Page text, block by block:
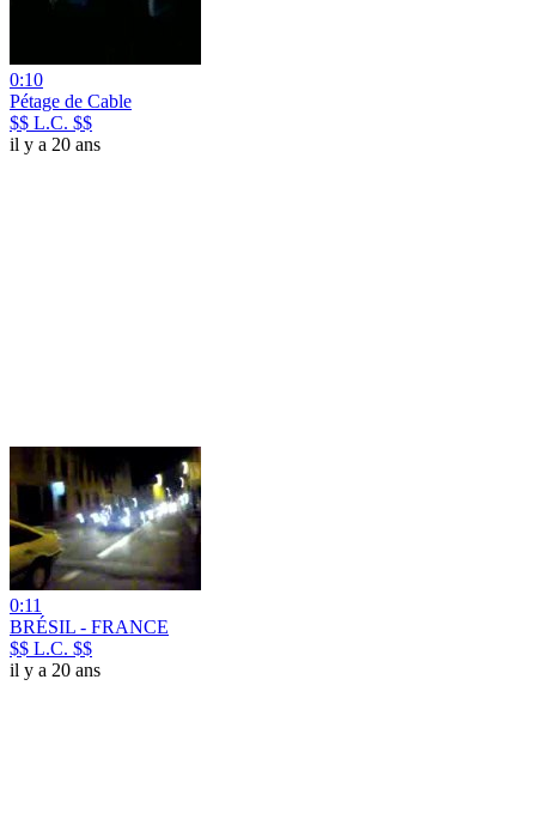
0:10
Pétage de Cable
$$ L.C. $$
il y a 20 ans
0:11
BRÉSIL - FRANCE
$$ L.C. $$
il y a 20 ans